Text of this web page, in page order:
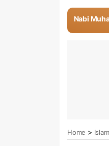
Nabi
Home >